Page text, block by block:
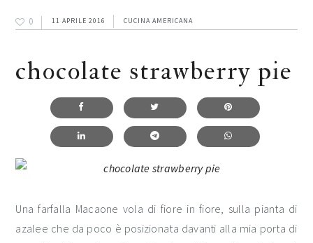
0 11 APRILE 2016 CUCINA AMERICANA
chocolate strawberry pie
Una farfalla Macaone vola di fiore in fiore, sulla pianta di
azalee che da poco è posizionata davanti alla mia porta di